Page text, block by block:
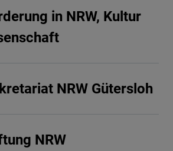
in NRW, Kultur
NRW Gütersloh
NRW